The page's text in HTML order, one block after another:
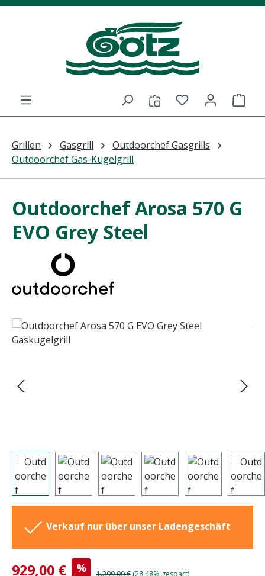
Du hast 0
Grillen Gasgrill
Outdoorchef Gasgrills
Outdoorchef Gas-Kugelgrill
Outdoorchef Arosa 570 G
EVO Grey Steel
Bildergalerie überspringen
Verkauf nur über unser Ladengeschäft
Verkaufspreis:
929,00 € % Regulärer Preis:
1.299,00 € (28.48% gespart)